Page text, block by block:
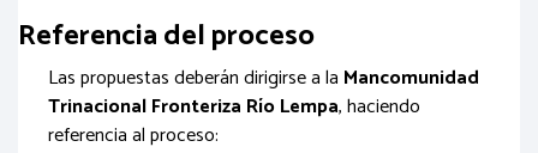
Referencia del proceso
Las propuestas deberán dirigirse a la Mancomunidad
Trinacional Fronteriza Río Lempa, haciendo
referencia al proceso: